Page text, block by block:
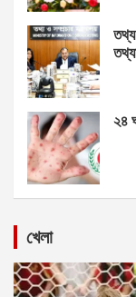
২৪
খেলা